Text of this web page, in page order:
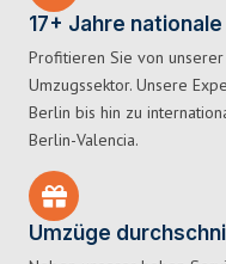
17+ Jahre
Profitieren Sie von
Umzugssektor. Unsere
Berlin bis hin zu
Berlin-Valencia.
Umzüge